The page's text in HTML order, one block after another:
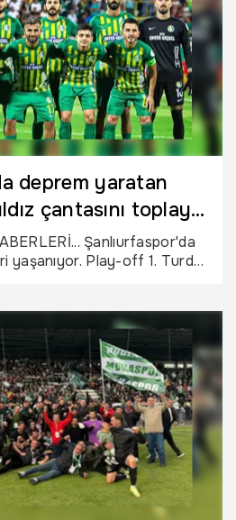
deprem yaratan
çantasını toplayıp
Şanlıurfaspor'da
yaşanıyor. Play-off 1. Turda